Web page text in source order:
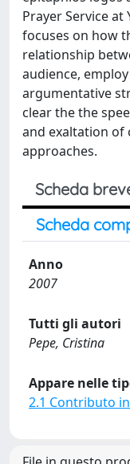
Prayer Service at
focuses on how
relationship
audience,
argumentative
clear the the
and exaltation of
approaches.
Scheda
Scheda
Anno
2007
Tutti gli autori
Pepe, Cristina
Appare nelle
2.1 Contributo